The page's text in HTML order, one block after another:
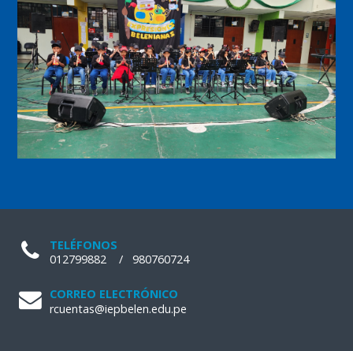
TELÉFONOS
012799882 /980760724
CORREO ELECTRÓNICO
rcuentas@iepbelen.edu.pe